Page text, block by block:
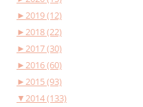
►2019 (12)
►2018 (22)
►2017 (30)
►2016 (60)
►2015 (93)
▼2014 (133)